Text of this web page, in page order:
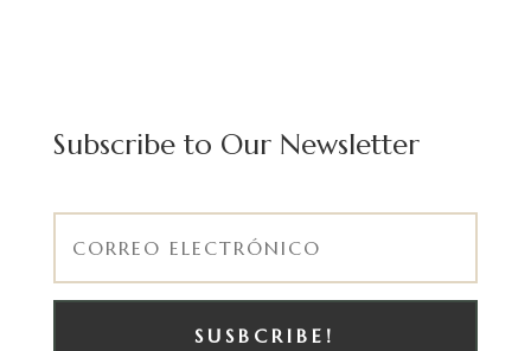
Subscribe to Our Newsletter
SUSBCRIBE!